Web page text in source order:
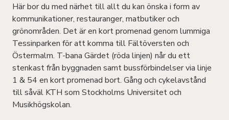
Här bor du med närhet till allt du kan önska i form av
kommunikationer, restauranger, matbutiker och
grönområden. Det är en kort promenad genom lummiga
Tessinparken för att komma till Fältöversten och
Östermalm. T-bana Gärdet (röda linjen) når du ett
stenkast från byggnaden samt bussförbindelser via linje
1 & 54 en kort promenad bort. Gång och cykelavstånd
till såväl KTH som Stockholms Universitet och
Musikhögskolan.